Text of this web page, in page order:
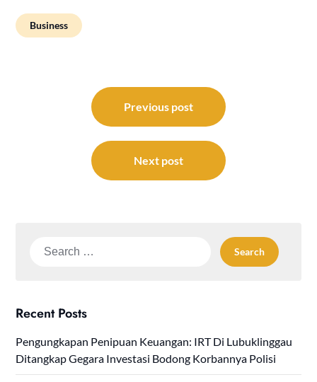
Business
navigation
Previous post
Next post
Search
Recent Posts
Pengungkapan Penipuan Keuangan: IRT Di Lubuklinggau
Ditangkap Gegara Investasi Bodong Korbannya Polisi